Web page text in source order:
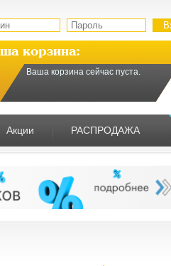
корзина:
Ваша корзина сейчас пуста.
Акции РАСПРОДАЖА